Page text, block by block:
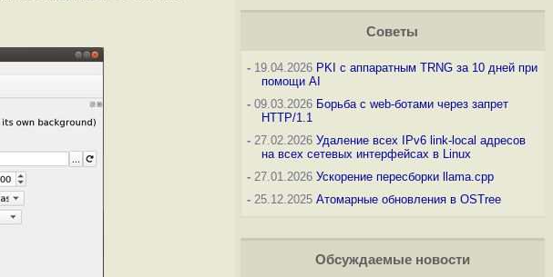
Советы
-19.04.2026 PKI с аппаратным TRNG за 10 дней при
помощи AI
-09.03.2026 Борьба с web-ботами через запрет
HTTP/1.1
-27.02.2026 Удаление всех IPv6 link-local адресов
на всех сетевых интерфейсах в Linux
-27.01.2026 Ускорение пересборки llama.cpp
-25.12.2025 Атомарные обновления в OSTree
Обсуждаемые новости